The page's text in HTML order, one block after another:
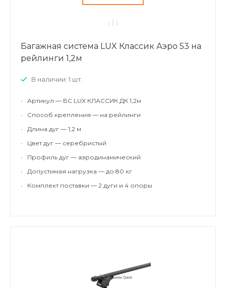
Багажная система LUX Классик Аэро 53 на
рейлинги 1,2м
В наличии: 1 шт.
•
Артикул — БС LUX КЛАССИК ДК 1,2м
•
Способ крепления — на рейлинги
•
Длина дуг — 1,2 м
•
Цвет дуг — серебристый
•
Профиль дуг — аэродинамический
•
Допустимая нагрузка — до 80 кг
•
Комплект поставки — 2 дуги и 4 опоры